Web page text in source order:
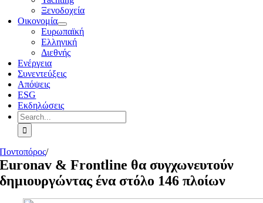
Ξενοδοχεία
Οικονομία
Ευρωπαϊκή
Ελληνική
Διεθνής
Ενέργεια
Συνεντεύξεις
Απόψεις
ESG
Εκδηλώσεις
Search
for:
Ποντοπόρος/
Euronav & Frontline θα συγχωνευτούν
δημιουργώντας ένα στόλο 146 πλοίων